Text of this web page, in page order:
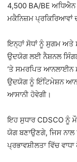
4,500 BA/BE
ਮਕੈਨਿਜ਼ਮ
ਇਨ੍ਹਾਂ ਸੋਧਾਂ ਨੂੰ ਸੁਗਮ ਅਤੇ
ਉਦਯੋਗ ਲਈ ਨੈਸ਼ਨਲ
‘ਤੇ ਸਮਰਪਿਤ ਆਨਲਾਈਨ
ਉਦਯੋਗ ਨੂੰ ਇੰਟਿਮੇਸ਼ਨ
ਆਸਾਨੀ ਹੋਵੇਗੀ।
ਇਹ ਸੁਧਾਰ CDSCO ਨੂੰ
ਯੋਗ ਬਣਾਉਣਗੇ, ਜਿਸ ਨਾਲ
ਪ੍ਰਭਾਵਸ਼ੀਲਤਾ ਵਿੱਚ ਵਾਧਾ